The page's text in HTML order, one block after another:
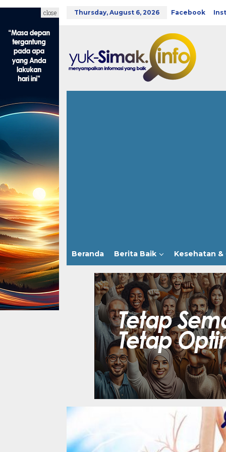
Thursday, August 6, 2026 Facebook
Beranda Berita Baik Kesehatan &
close